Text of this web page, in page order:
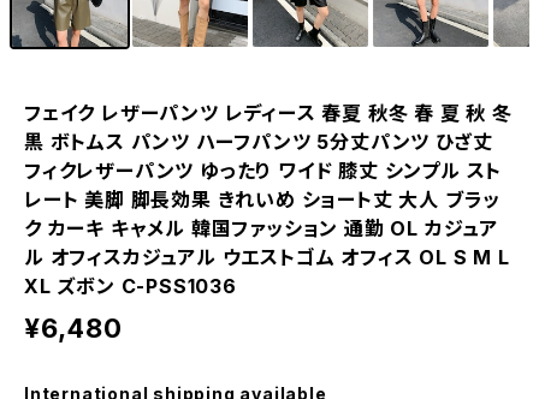
フェイク レザーパンツ レディース 春夏 秋冬 春 夏 秋 冬
黒 ボトムス パンツ ハーフパンツ 5分丈パンツ ひざ丈
フィクレザーパンツ ゆったり ワイド 膝丈 シンプル スト
レート 美脚 脚長効果 きれいめ ショート丈 大人 ブラッ
ク カーキ キャメル 韓国ファッション 通勤 OL カジュア
ル オフィスカジュアル ウエストゴム オフィス OL S M L
XL ズボン C-PSS1036
¥6,480
International shipping available